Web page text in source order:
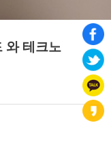
와 테크노